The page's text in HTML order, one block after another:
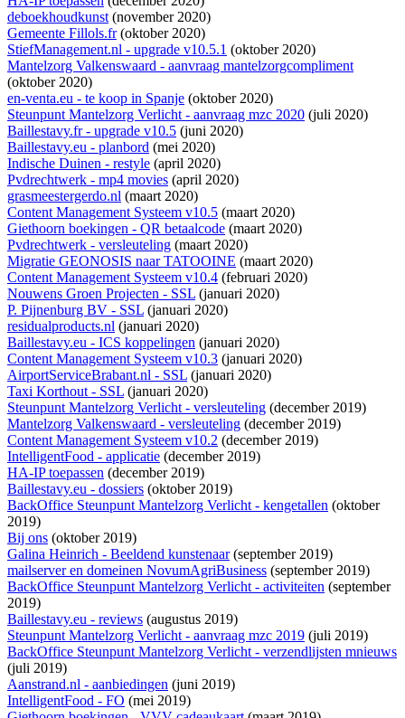
deboekhoudkunst(november 2020)
Gemeente Fillols.fr(oktober 2020)
StiefManagement.nl - upgrade v10.5.1 (oktober 2020)
Mantelzorg Valkenswaard - aanvraag mantelzorgcompliment
(oktober 2020)
en-venta.eu - te koop in Spanje (oktober 2020)
Steunpunt Mantelzorg Verlicht - aanvraag mzc 2020 (juli 2020)
Baillestavy.fr - upgrade v10.5 (juni 2020)
Baillestavy.eu - planbord (mei 2020)
Indische Duinen - restyle (april 2020)
Pvdrechtwerk - mp4 movies (april 2020)
grasmeestergerdo.nl (maart 2020)
Content Management Systeem v10.5 (maart 2020)
Giethoorn boekingen - QR betaalcode (maart 2020)
Pvdrechtwerk - versleuteling (maart 2020)
Migratie GEONOSIS naar TATOOINE (maart 2020)
Content Management Systeem v10.4 (februari 2020)
Nouwens Groen Projecten - SSL (januari 2020)
P. Pijnenburg BV - SSL (januari 2020)
residualproducts.nl (januari 2020)
Baillestavy.eu - ICS koppelingen (januari 2020)
Content Management Systeem v10.3 (januari 2020)
AirportServiceBrabant.nl - SSL (januari 2020)
Taxi Korthout - SSL (januari 2020)
Steunpunt Mantelzorg Verlicht - versleuteling (december 2019)
Mantelzorg Valkenswaard - versleuteling (december 2019)
Content Management Systeem v10.2 (december 2019)
IntelligentFood - applicatie (december 2019)
HA-IP toepassen (december 2019)
Baillestavy.eu - dossiers (oktober 2019)
BackOffice Steunpunt Mantelzorg Verlicht - kengetallen (oktober
2019)
Bij ons (oktober 2019)
Galina Heinrich - Beeldend kunstenaar(september 2019)
mailserver en domeinen NovumAgriBusiness (september 2019)
BackOffice Steunpunt Mantelzorg Verlicht - activiteiten (september
2019)
Baillestavy.eu - reviews (augustus 2019)
Steunpunt Mantelzorg Verlicht - aanvraag mzc 2019 (juli 2019)
BackOffice Steunpunt Mantelzorg Verlicht - verzendlijsten mnieuws
(juli 2019)
Aanstrand.nl - aanbiedingen (juni 2019)
IntelligentFood - FO (mei 2019)